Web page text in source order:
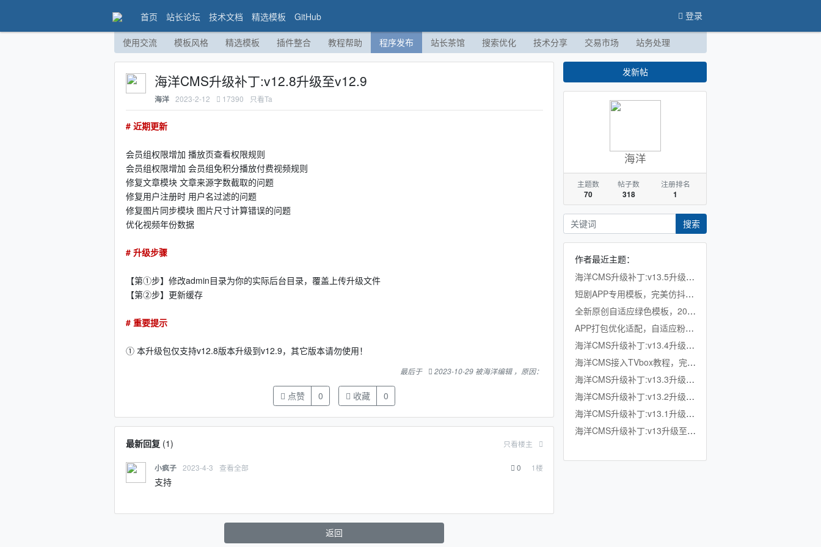
首页 站长论坛 技术文档 精选模板 GitHub 登录
使用交流 模板风格 精选模板 插件整合 教程帮助 程序发布 站长茶馆 搜索优化 技术分享 交易市场 站务处理
海洋CMS升级补丁:v12.8升级至v12.9
海洋 2023-2-12 17390 只看Ta
# 近期更新
会员组权限增加 播放页查看权限规则
会员组权限增加 会员组免积分播放付费视频规则
修复文章模块 文章来源字数截取的问题
修复用户注册时 用户名过滤的问题
修复图片同步模块 图片尺寸计算错误的问题
优化视频年份数据
# 升级步骤
【第①步】修改admin目录为你的实际后台目录，覆盖上传升级文件
【第②步】更新缓存
# 重要提示
① 本升级包仅支持v12.8版本升级到v12.9，其它版本请勿使用！
最后于 2023-10-29 被海洋编辑 ，原因：
点赞 0 收藏 0
最新回复(1) 只看楼主
小疯子 2023-4-3 查看全部 0 1楼
支持
返回
发新帖
海洋
主题数
70
帖子数
318
注册排名
1
搜索
作者最近主题：
海洋CMS升级补丁:v13.5升级至v13.6
短剧APP专用模板，完美仿抖音竖屏短剧模板，滑动上下集，点赞收藏
全新原创自适应绿色模板，200K超小体积，加强版播放记录、搜索历史模块
APP打包优化适配，自适应粉色模板，小体积秒加载，模拟app动画效果，适合X
海洋CMS升级补丁:v13.4升级至v13.5
海洋CMS接入TVbox教程，完美适配TVbox，影视仓，OK影视等软件
海洋CMS升级补丁:v13.3升级至v13.4
海洋CMS升级补丁:v13.2升级至v13.3
海洋CMS升级补丁:v13.1升级至v13.2
海洋CMS升级补丁:v13升级至v13.1